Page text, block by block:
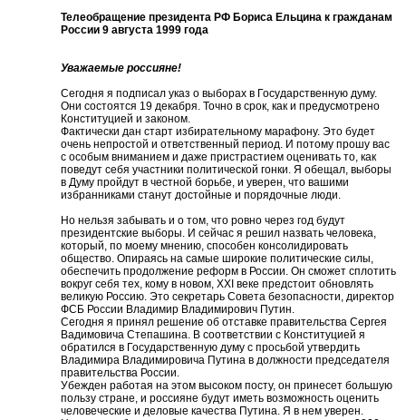
Телеобращение президента РФ Бориса Ельцина к гражданам
России 9 августа 1999 года
Уважаемые россияне!
Сегодня я подписал указ о выборах в Государственную думу.
Они состоятся 19 декабря. Точно в срок, как и предусмотрено
Конституцией и законом.
Фактически дан старт избирательному марафону. Это будет
очень непростой и ответственный период. И потому прошу вас
с особым вниманием и даже пристрастием оценивать то, как
поведут себя участники политической гонки. Я обещал, выборы
в Думу пройдут в честной борьбе, и уверен, что вашими
избранниками станут достойные и порядочные люди.
Но нельзя забывать и о том, что ровно через год будут
президентские выборы. И сейчас я решил назвать человека,
который, по моему мнению, способен консолидировать
общество. Опираясь на самые широкие политические силы,
обеспечить продолжение реформ в России. Он сможет сплотить
вокруг себя тех, кому в новом, XXI веке предстоит обновлять
великую Россию. Это секретарь Совета безопасности, директор
ФСБ России Владимир Владимирович Путин.
Сегодня я принял решение об отставке правительства Сергея
Вадимовича Степашина. В соответствии с Конституцией я
обратился в Государственную думу с просьбой утвердить
Владимира Владимировича Путина в должности председателя
правительства России.
Убежден работая на этом высоком посту, он принесет большую
пользу стране, и россияне будут иметь возможность оценить
человеческие и деловые качества Путина. Я в нем уверен.